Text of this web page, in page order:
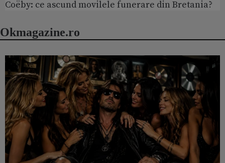
Coëby: ce ascund movilele funerare din Bretania?
Okmagazine.ro